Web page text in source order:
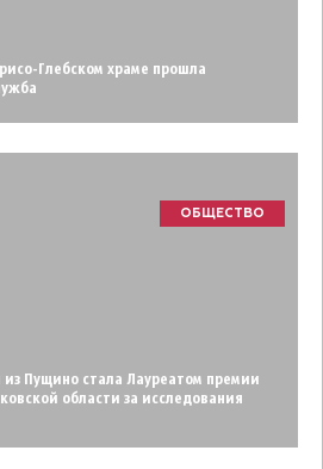
Глебском храме прошла
ОБЩЕСТВО
Пущино стала Лауреатом премии
области за исследования